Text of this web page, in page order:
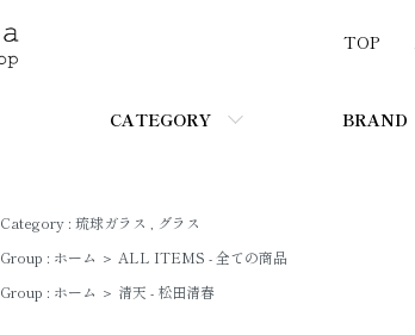
CATEGORY BRAND
TOP
Category : 琉球ガラス
グラス
Group : ホーム ＞ ALL ITEMS - 全ての商品
Group : ホーム ＞ 清天 - 松田清春